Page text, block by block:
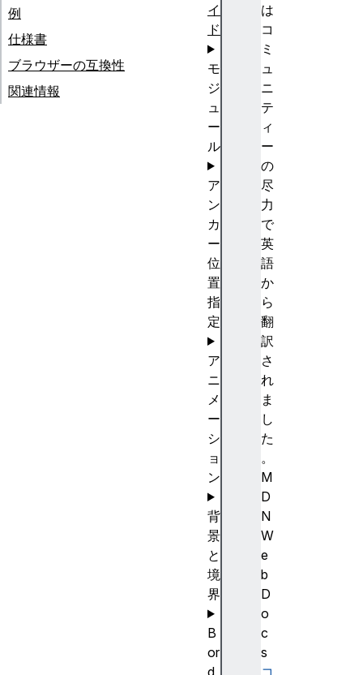
は
コ
ミ
ュ
ニ
テ
ィ
ー
の
尽
力
で
英
語
か
ら
翻
訳
さ
れ
ま
し
た
。
M
D
N
W
e
b
D
o
c
s
例
仕様書
ブラウザーの互換性
関連情報
イ
ド
モ
ジ
ュ
ー
ル
ア
ン
カ
ー
位
置
指
定
ア
ニ
メ
ー
シ
ョ
ン
背
景
と
境
界
B
or